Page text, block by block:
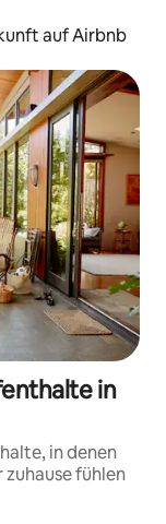
auf Airbnb
in
in denen
fühlen